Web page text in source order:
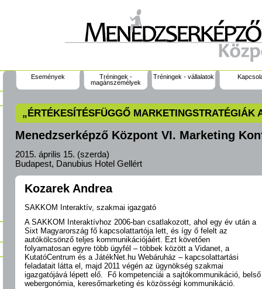
Események
Tréningek -
magánszemélyek
Tréningek - vállalatok
„ÉRTÉKESÍTÉSFÜGGŐ MARKETINGSTRATÉGIÁK
Menedzserképző Központ VI. Marketing
2015. április 15. (szerda)
Budapest, Danubius Hotel Gellért
Kozarek Andrea
SAKKOM Interaktív, szakmai igazgató
A SAKKOM Interaktívhoz 2006-ban csatlakozott, ahol egy év után a
Sixt Magyarország fő kapcsolattartója lett, és így ő felelt az
autókölcsönző teljes kommunikációjáért. Ezt követően
folyamatosan egyre több ügyfél – többek között a Vidanet, a
KutatóCentrum és a JátékNet.hu Webáruház – kapcsolattartási
feladatait látta el, majd 2011 végén az ügynökség szakmai
igazgatójává lépett elő. Fő kompetenciái a sajtókommunikáció,
webergonómia, keresőmarketing és közösségi kommunikáció.